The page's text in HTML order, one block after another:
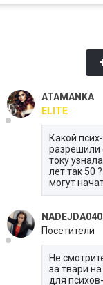
ATAMANKA
ELITE
Какой
разрешили
току
лет так 50
могут
Посетители
Не
за твари
для